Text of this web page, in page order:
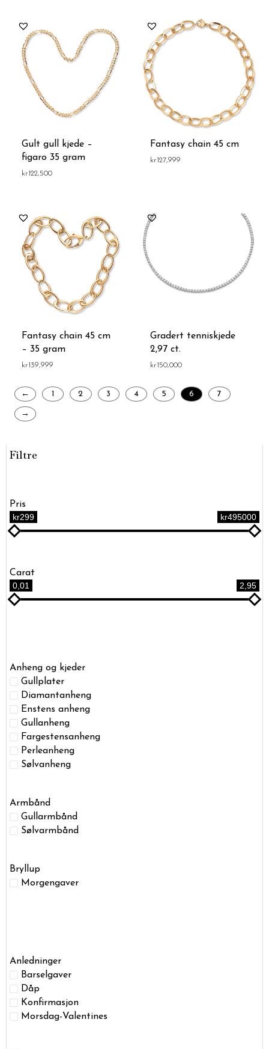
Filtre
Pris
kr299
kr495000
Carat
0,01
2,95
Anheng og kjeder
Gullplater
Diamantanheng
Enstens anheng
Gullanheng
Fargestensanheng
Perleanheng
Sølvanheng
Armbånd
Gullarmbånd
Sølvarmbånd
Bryllup
Morgengaver
Anledninger
Barselgaver
Dåp
Konfirmasjon
Morsdag-Valentines
Gult gull kjede –
figaro 35 gram
kr122,500
Fantasy chain 45 cm
kr127,999
Fantasy chain 45 cm
– 35 gram
kr139,999
Gradert tenniskjede
2,97 ct.
kr150,000
← 1 2 3 4 5 6 7
→